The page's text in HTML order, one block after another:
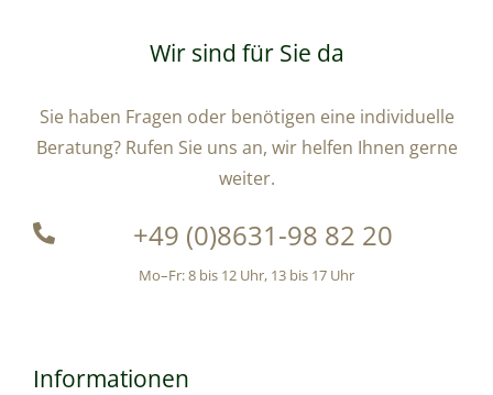
Wir sind für Sie da
Sie haben Fragen oder benötigen eine individuelle
Beratung? Rufen Sie uns an, wir helfen Ihnen gerne
weiter.
+49 (0)8631-98 82 20
Mo–Fr: 8 bis 12 Uhr, 13 bis 17 Uhr
Informationen